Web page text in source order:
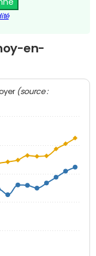
en-
(source :